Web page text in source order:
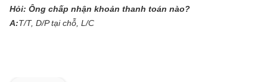
Hỏi: Ông chấp nhận khoản thanh toán nào?
A:T/T, D/P tại chỗ, L/C